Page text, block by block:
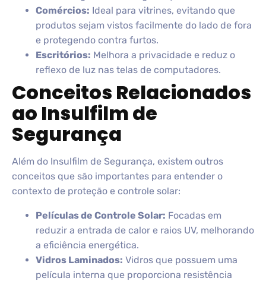
Comércios: Ideal para vitrines, evitando que
produtos sejam vistos facilmente do lado de fora
e protegendo contra furtos.
Escritórios: Melhora a privacidade e reduz o
reflexo de luz nas telas de computadores.
Conceitos Relacionados
ao Insulfilm de
Segurança
Além do Insulfilm de Segurança, existem outros
conceitos que são importantes para entender o
contexto de proteção e controle solar:
Películas de Controle Solar: Focadas em
reduzir a entrada de calor e raios UV, melhorando
a eficiência energética.
Vidros Laminados: Vidros que possuem uma
película interna que proporciona resistência